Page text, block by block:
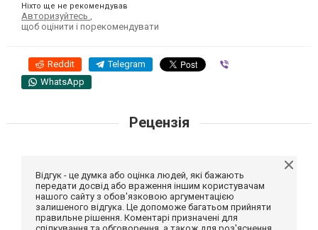
Ніхто ще не рекомендував
Авторизуйтесь
щоб оцінити і порекомендувати
Reddit Telegram
WhatsApp
Рецензія
Відгук - це думка або оцінка людей, які бажають
передати досвід або враження іншим користувачам
нашого сайту з обов'язковою аргументацією
залишеного відгука. Це допоможе багатьом прийняти
правильне рішення. Коментарі призначені для